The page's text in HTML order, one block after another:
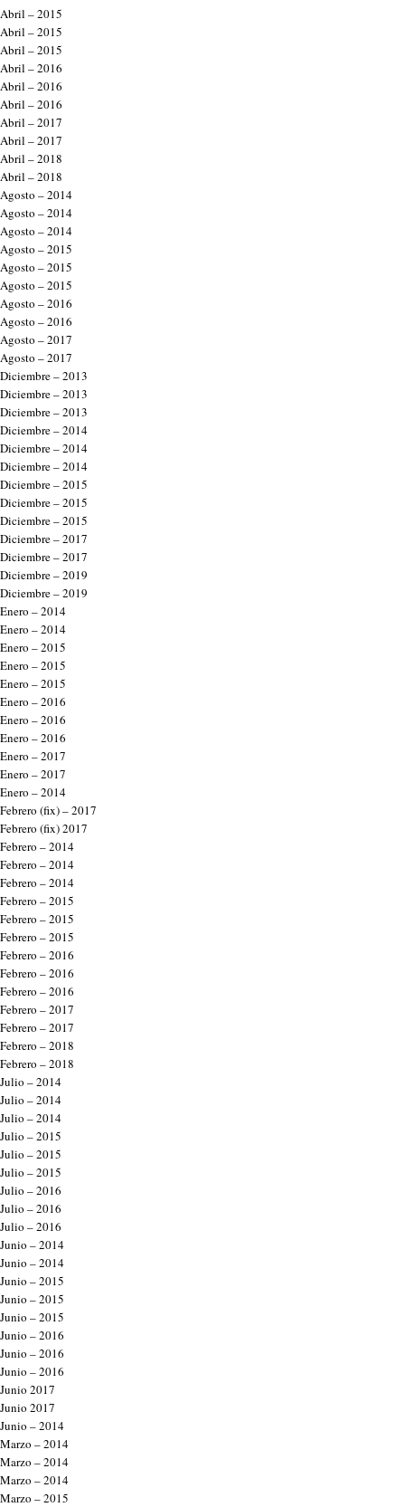
Abril – 2015
Abril – 2015
Abril – 2015
Abril – 2016
Abril – 2016
Abril – 2016
Abril – 2017
Abril – 2017
Abril – 2018
Abril – 2018
Agosto – 2014
Agosto – 2014
Agosto – 2014
Agosto – 2015
Agosto – 2015
Agosto – 2015
Agosto – 2016
Agosto – 2016
Agosto – 2017
Agosto – 2017
Diciembre – 2013
Diciembre – 2013
Diciembre – 2013
Diciembre – 2014
Diciembre – 2014
Diciembre – 2014
Diciembre – 2015
Diciembre – 2015
Diciembre – 2015
Diciembre – 2017
Diciembre – 2017
Diciembre – 2019
Diciembre – 2019
Enero – 2014
Enero – 2014
Enero – 2015
Enero – 2015
Enero – 2015
Enero – 2016
Enero – 2016
Enero – 2016
Enero – 2017
Enero – 2017
Enero – 2014
Febrero (fix) – 2017
Febrero (fix) 2017
Febrero – 2014
Febrero – 2014
Febrero – 2014
Febrero – 2015
Febrero – 2015
Febrero – 2015
Febrero – 2016
Febrero – 2016
Febrero – 2016
Febrero – 2017
Febrero – 2017
Febrero – 2018
Febrero – 2018
Julio – 2014
Julio – 2014
Julio – 2014
Julio – 2015
Julio – 2015
Julio – 2015
Julio – 2016
Julio – 2016
Julio – 2016
Junio – 2014
Junio – 2014
Junio – 2015
Junio – 2015
Junio – 2015
Junio – 2016
Junio – 2016
Junio – 2016
Junio 2017
Junio 2017
Junio – 2014
Marzo – 2014
Marzo – 2014
Marzo – 2014
Marzo – 2015